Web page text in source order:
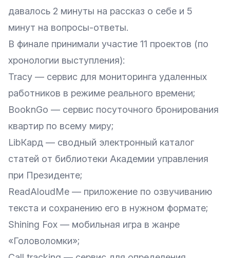
давалось 2 минуты на рассказ о себе и 5
минут на вопросы-ответы.
В финале принимали участие 11 проектов (по
хронологии выступления):
Tracy — сервис для мониторинга удаленных
работников в режиме реального времени;
BooknGo — сервис посуточного бронирования
квартир по всему миру;
LibКард — сводный электронный каталог
статей от библиотеки Академии управления
при Президенте;
ReadAloudMe — приложение по озвучиванию
текста и сохранению его в нужном формате;
Shining Fox — мобильная игра в жанре
«Головоломки»;